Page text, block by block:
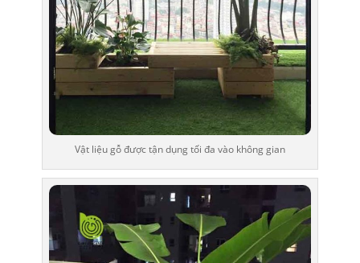
Vật liệu gỗ được tận dụng tối đa vào không gian